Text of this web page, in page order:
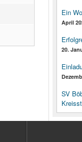
Ein
April
20.
SV